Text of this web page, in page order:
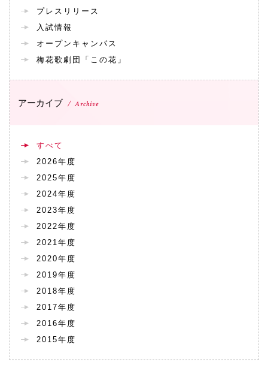
プレスリリース
入試情報
オープンキャンパス
梅花歌劇団「この花」
アーカイブ Archive
すべて
2026年度
2025年度
2024年度
2023年度
2022年度
2021年度
2020年度
2019年度
2018年度
2017年度
2016年度
2015年度